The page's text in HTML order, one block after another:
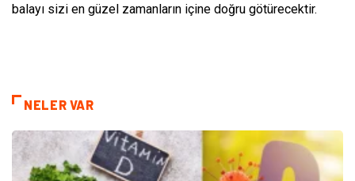
balayı sizi en güzel zamanların içine doğru götürecektir.
NELER VAR